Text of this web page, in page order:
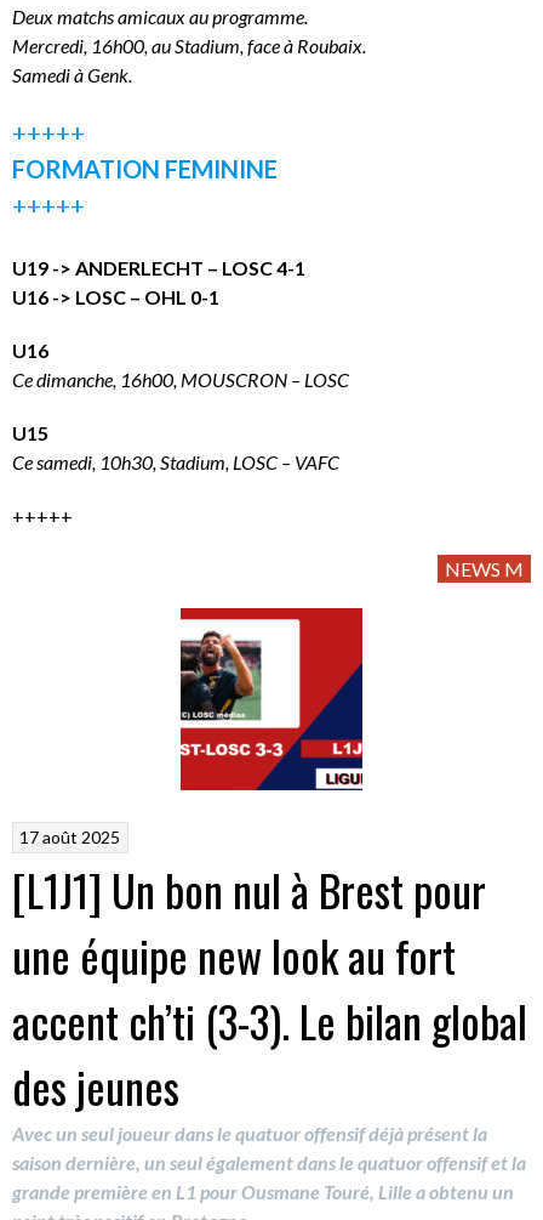
Deux matchs amicaux au programme.
Mercredi, 16h00, au Stadium, face à Roubaix.
Samedi à Genk.
+++++
FORMATION FEMININE
+++++
U19 -> ANDERLECHT – LOSC 4-1
U16 -> LOSC – OHL 0-1
U16
Ce dimanche, 16h00, MOUSCRON – LOSC
U15
Ce samedi, 10h30, Stadium, LOSC – VAFC
+++++
NEWS M
17 août 2025
[L1J1] Un bon nul à Brest pour
une équipe new look au fort
accent ch’ti (3-3). Le bilan global
des jeunes
Avec un seul joueur dans le quatuor offensif déjà présent la
saison dernière, un seul également dans le quatuor offensif et la
grande première en L1 pour Ousmane Touré, Lille a obtenu un